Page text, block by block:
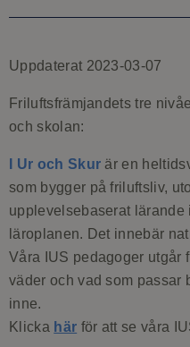
Uppdaterat 2023-03-07
Friluftsfrämjandets tre
och skolan:
I Ur och Skur är en
som bygger på friluftsliv,
upplevelsebaserat lärande
läroplanen. Det innebär
Våra IUS pedagoger utgår
väder och vad som passar
inne.
Klicka här för att se våra